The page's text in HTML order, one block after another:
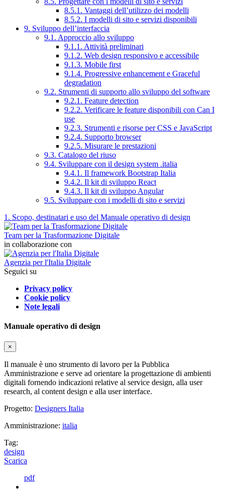
8.5.1. Vantaggi dell’utilizzo dei modelli
8.5.2. I modelli di sito e servizi disponibili
9. Sviluppo dell’interfaccia
9.1. Approccio allo sviluppo
9.1.1. Attività preliminari
9.1.2. Web design responsivo e accessibile
9.1.3. Mobile first
9.1.4. Progressive enhancement e Graceful
degradation
9.2. Strumenti di supporto allo sviluppo del software
9.2.1. Feature detection
9.2.2. Verificare le feature disponibili con Can I
use
9.2.3. Strumenti e risorse per CSS e JavaScript
9.2.4. Supporto browser
9.2.5. Misurare le prestazioni
9.3. Catalogo del riuso
9.4. Sviluppare con il design system .italia
9.4.1. Il framework Bootstrap Italia
9.4.2. Il kit di sviluppo React
9.4.3. Il kit di sviluppo Angular
9.5. Sviluppare con i modelli di sito e servizi
1. Scopo, destinatari e uso del Manuale operativo di design
Team per la Trasformazione Digitale
in collaborazione con
Agenzia per l'Italia Digitale
Seguici su
Privacy policy
Cookie policy
Note legali
Manuale operativo di design
×
Il manuale è uno strumento di lavoro per la Pubblica
Amministrazione e serve ad orientare la progettazione di ambienti
digitali fornendo indicazioni relative al service design, alla user
research, al content design e alla user interface.
Progetto: Designers Italia
Amministrazione: italia
Tag:
design
Scarica
pdf